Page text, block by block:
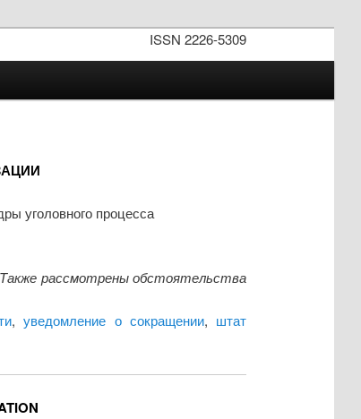
ISSN 2226-5309
уголовного процесса
рассмотрены обстоятельства
,уведомление о сокращении, штат